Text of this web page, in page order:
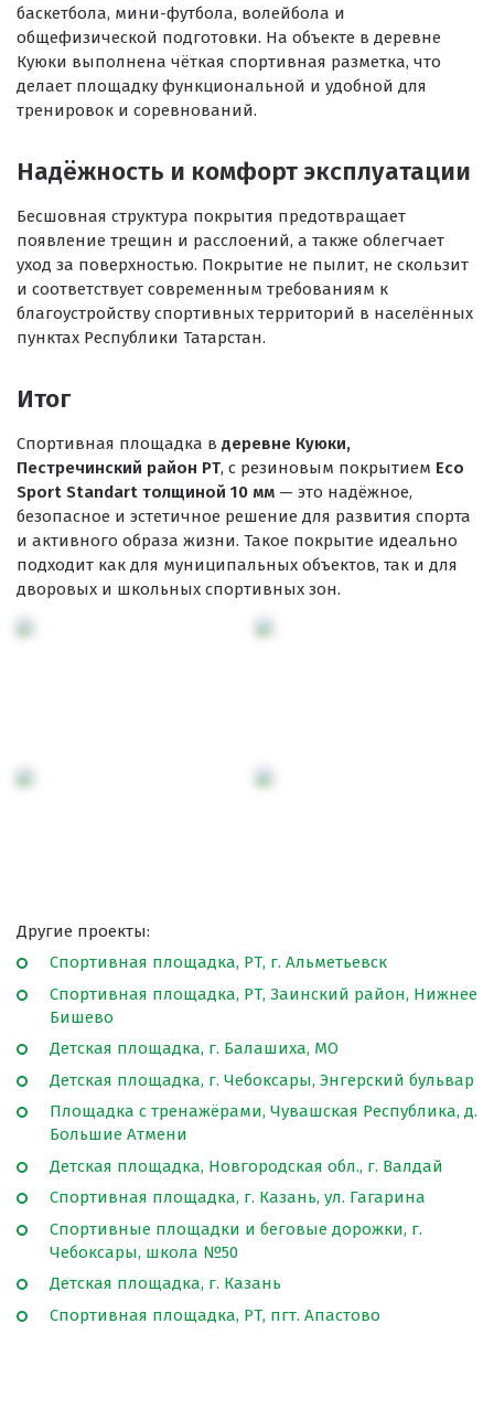
баскетбола, мини-футбола, волейбола и
общефизической подготовки. На объекте в деревне
Куюки выполнена чёткая спортивная разметка, что
делает площадку функциональной и удобной для
тренировок и соревнований.
Надёжность и комфорт эксплуатации
Бесшовная структура покрытия предотвращает
появление трещин и расслоений, а также облегчает
уход за поверхностью. Покрытие не пылит, не скользит
и соответствует современным требованиям к
благоустройству спортивных территорий в населённых
пунктах Республики Татарстан.
Итог
Спортивная площадка в деревне Куюки,
Пестречинский район РТ, с резиновым покрытием Eco
Sport Standart толщиной 10 мм — это надёжное,
безопасное и эстетичное решение для развития спорта
и активного образа жизни. Такое покрытие идеально
подходит как для муниципальных объектов, так и для
дворовых и школьных спортивных зон.
Другие проекты:
Спортивная площадка, РТ, г. Альметьевск
Спортивная площадка, РТ, Заинский район, Нижнее
Бишево
Детская площадка, г. Балашиха, МО
Детская площадка, г. Чебоксары, Энгерский бульвар
Площадка с тренажёрами, Чувашская Республика, д.
Большие Атмени
Детская площадка, Новгородская обл., г. Валдай
Спортивная площадка, г. Казань, ул. Гагарина
Спортивные площадки и беговые дорожки, г.
Чебоксары, школа №50
Детская площадка, г. Казань
Спортивная площадка, РТ, пгт. Апастово